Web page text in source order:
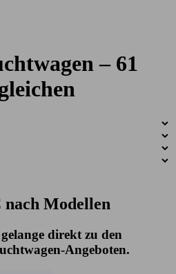
– 61
Modellen
direkt zu den
Angeboten.